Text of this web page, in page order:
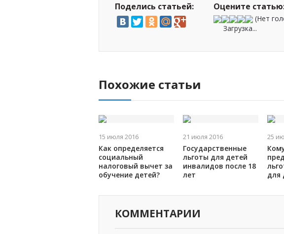
Поделись статьей: Оцените
(Нет
Загрузка...
Похожие статьи
15 июля 2016
Как определяется
социальный
налоговый вычет за
обучение детей?
21 июля 2016
Государственные
льготы для детей
инвалидов после 18
лет
25
для
КОММЕНТАРИИ